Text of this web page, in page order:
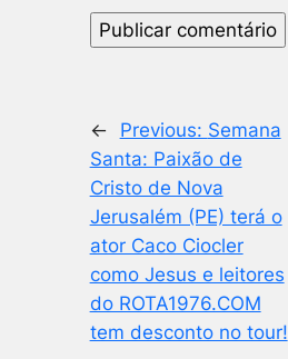
← Previous: Semana
Santa: Paixão de
Cristo de Nova
Jerusalém (PE) terá o
ator Caco Ciocler
como Jesus e leitores
do ROTA1976.COM
tem desconto no tour!